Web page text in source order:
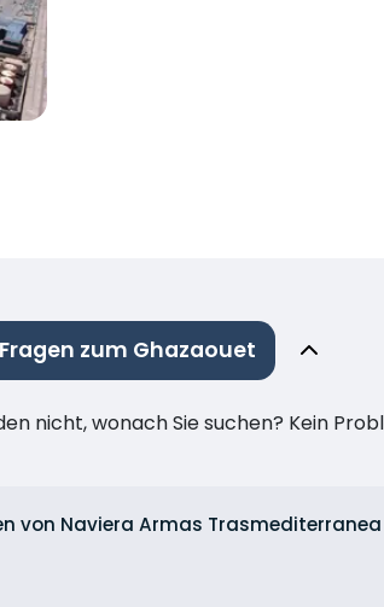
zum Ghazaouet
nicht, wonach Sie suchen? Kein
von Naviera Armas